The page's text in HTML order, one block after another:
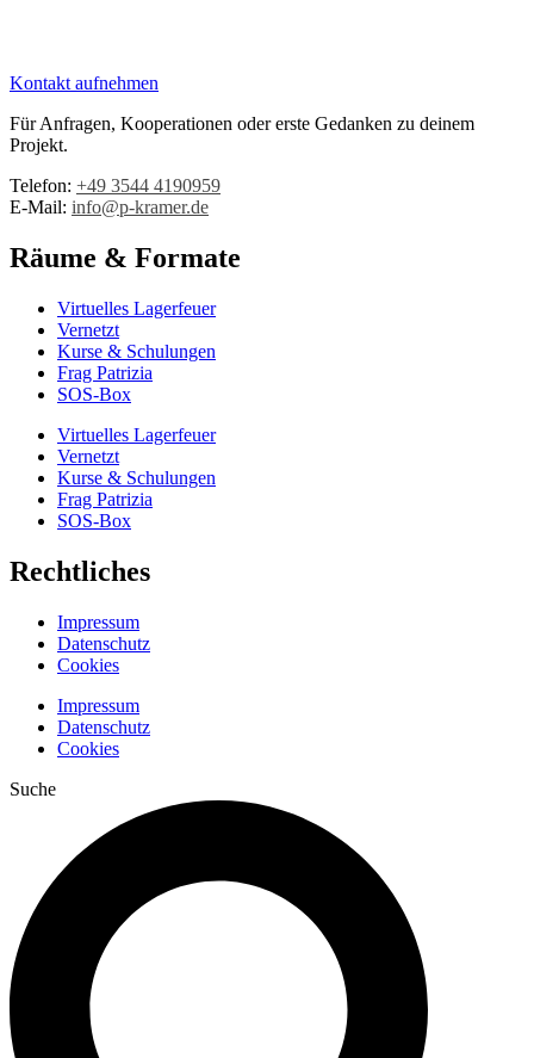
Kontakt aufnehmen
Für Anfragen, Kooperationen oder erste Gedanken zu deinem
Projekt.
Telefon: +49 3544 4190959‬
E-Mail: info@p-kramer.de
Räume & Formate
Virtuelles Lagerfeuer
Vernetzt
Kurse & Schulungen
Frag Patrizia
SOS-Box
Virtuelles Lagerfeuer
Vernetzt
Kurse & Schulungen
Frag Patrizia
SOS-Box
Rechtliches
Impressum
Datenschutz
Cookies
Impressum
Datenschutz
Cookies
Suche